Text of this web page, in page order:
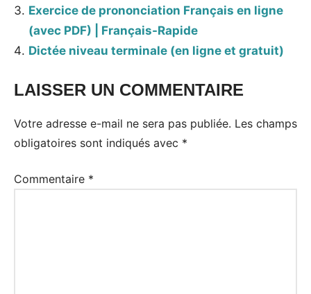
Exercice de prononciation Français en ligne
(avec PDF) | Français-Rapide
Dictée niveau terminale (en ligne et gratuit)
LAISSER UN COMMENTAIRE
Votre adresse e-mail ne sera pas publiée. Les champs
obligatoires sont indiqués avec *
Commentaire *